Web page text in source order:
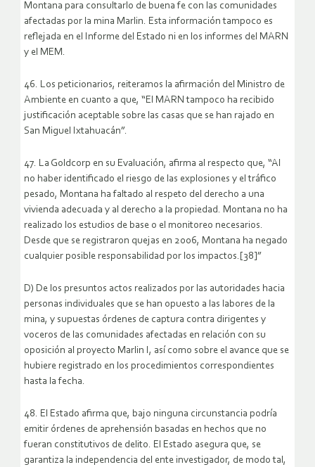
Montana para consultarlo de buena fe con las comunidades
afectadas por la mina Marlin. Esta información tampoco es
reflejada en el Informe del Estado ni en los informes del MARN
y el MEM.
46. Los peticionarios, reiteramos la afirmación del Ministro de
Ambiente en cuanto a que, “El MARN tampoco ha recibido
justificación aceptable sobre las casas que se han rajado en
San Miguel Ixtahuacán”.
47. La Goldcorp en su Evaluación, afirma al respecto que, “Al
no haber identificado el riesgo de las explosiones y el tráfico
pesado, Montana ha faltado al respeto del derecho a una
vivienda adecuada y al derecho a la propiedad. Montana no ha
realizado los estudios de base o el monitoreo necesarios.
Desde que se registraron quejas en 2006, Montana ha negado
cualquier posible responsabilidad por los impactos.[38]”
D) De los presuntos actos realizados por las autoridades hacia
personas individuales que se han opuesto a las labores de la
mina, y supuestas órdenes de captura contra dirigentes y
voceros de las comunidades afectadas en relación con su
oposición al proyecto Marlin I, así como sobre el avance que se
hubiere registrado en los procedimientos correspondientes
hasta la fecha.
48. El Estado afirma que, bajo ninguna circunstancia podría
emitir órdenes de aprehensión basadas en hechos que no
fueran constitutivos de delito. El Estado asegura que, se
garantiza la independencia del ente investigador, de modo tal,